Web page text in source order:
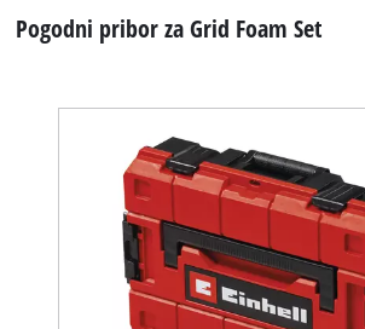
Pogodni pribor za Grid Foam Set